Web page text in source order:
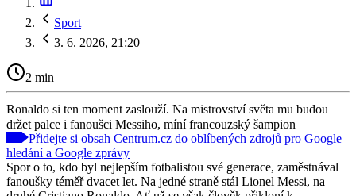
Sport
3. 6. 2026, 21:20
2 min
Ronaldo si ten moment zaslouží. Na mistrovství světa mu budou
držet palce i fanoušci Messiho, míní francouzský šampion
Přidejte si obsah Centrum.cz do oblíbených zdrojů pro Google
hledání a Google zprávy
Spor o to, kdo byl nejlepším fotbalistou své generace, zaměstnával
fanoušky téměř dvacet let. Na jedné straně stál Lionel Messi, na